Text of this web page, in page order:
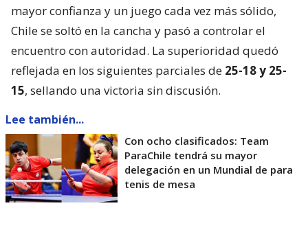
mayor confianza y un juego cada vez más sólido,
Chile se soltó en la cancha y pasó a controlar el
encuentro con autoridad. La superioridad quedó
reflejada en los siguientes parciales de 25-18 y 25-
15, sellando una victoria sin discusión.
Lee también...
Con ocho clasificados: Team
ParaChile tendrá su mayor
delegación en un Mundial de para
tenis de mesa